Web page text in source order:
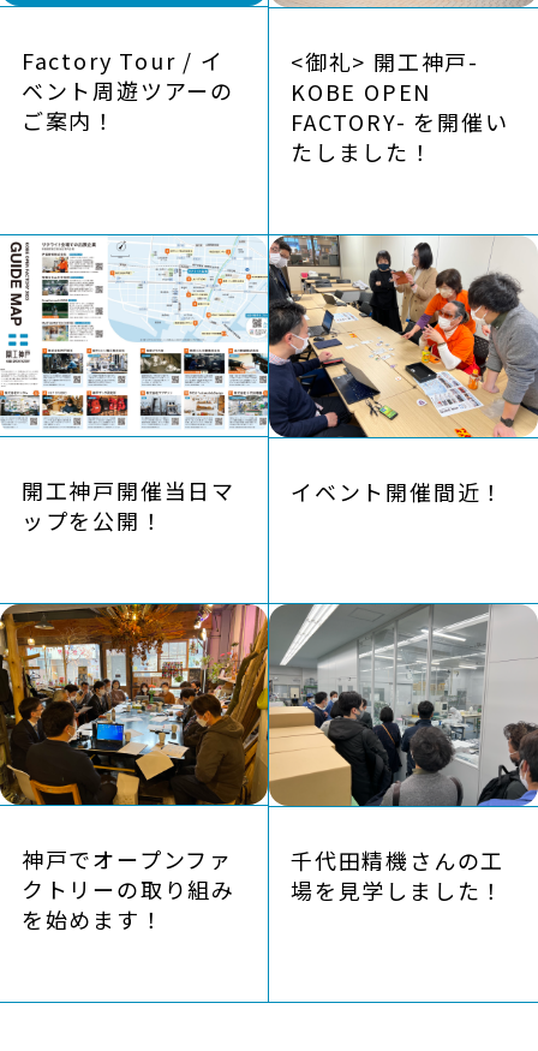
REPORT
CONTACT
Factory Tour / イ
ベント周遊ツアーの
ご案内！
<御礼> 開工神戸-
KOBE OPEN
FACTORY- を開催い
たしました！
開工神戸開催当日マ
ップを公開！
イベント開催間近！
神戸でオープンファ
クトリーの取り組み
を始めます！
千代田精機さんの工
場を見学しました！